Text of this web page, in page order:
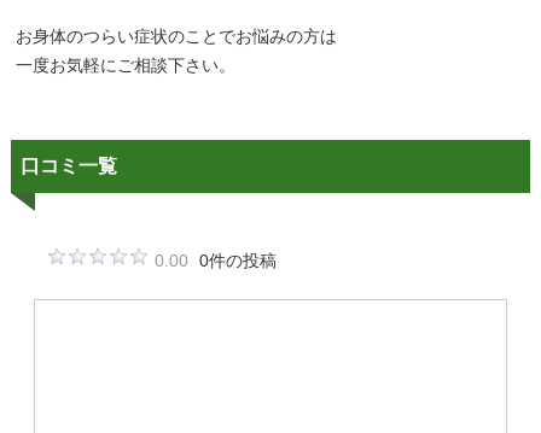
お身体のつらい症状のことでお悩みの方は
一度お気軽にご相談下さい。
口コミ一覧
0.00 0件の投稿